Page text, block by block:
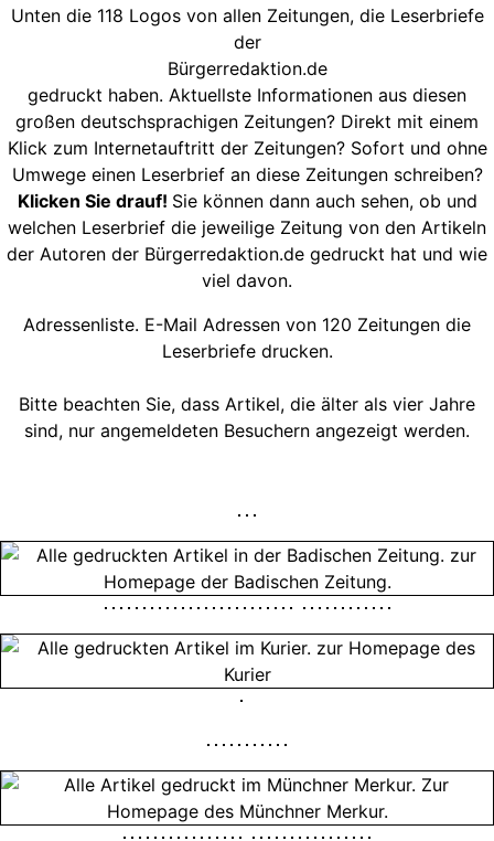
Unten die 118 Logos von allen Zeitungen, die Leserbriefe
der
Bürgerredaktion.de
gedruckt haben. Aktuellste Informationen aus diesen
großen deutschsprachigen Zeitungen? Direkt mit einem
Klick zum Internetauftritt der Zeitungen? Sofort und ohne
Umwege einen Leserbrief an diese Zeitungen schreiben?
Klicken Sie drauf! Sie können dann auch sehen, ob und
welchen Leserbrief die jeweilige Zeitung von den Artikeln
der Autoren der Bürgerredaktion.de gedruckt hat und wie
viel davon.
Adressenliste. E-Mail Adressen von 120 Zeitungen die
Leserbriefe drucken.
Bitte beachten Sie, dass Artikel, die älter als vier Jahre
sind, nur angemeldeten Besuchern angezeigt werden.